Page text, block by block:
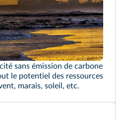
sans émission de carbone
le potentiel des ressources
marais, soleil, etc.